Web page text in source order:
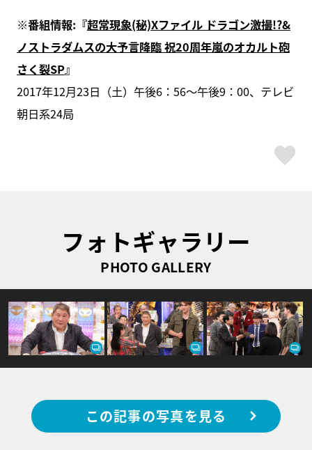
※番組情報:『超常現象(秘)Xファイル ドラゴン激撮!?&
ノストラダムスの大予言降臨 祝20周年嵐のオカルト砲
さく裂SP』
2017年12月23日（土）午後6：56～午後9：00、テレビ
朝日系24局
フォトギャラリー
PHOTO GALLERY
この記事の写真を見る